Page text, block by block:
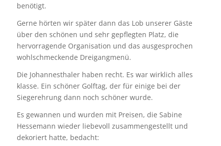
benötigt.
Gerne hörten wir später dann das Lob unserer Gäste
über den schönen und sehr gepflegten Platz, die
hervorragende Organisation und das ausgesprochen
wohlschmeckende Dreigangmenü.
Die Johannesthaler haben recht. Es war wirklich alles
klasse. Ein schöner Golftag, der für einige bei der
Siegerehrung dann noch schöner wurde.
Es gewannen und wurden mit Preisen, die Sabine
Hessemann wieder liebevoll zusammengestellt und
dekoriert hatte, bedacht: